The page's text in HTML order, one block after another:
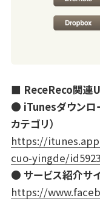
■ ReceReco関連
● iTunesダウンロ
カテゴリ）
https://
cuo-yingde/
● サービス紹介サ
https://